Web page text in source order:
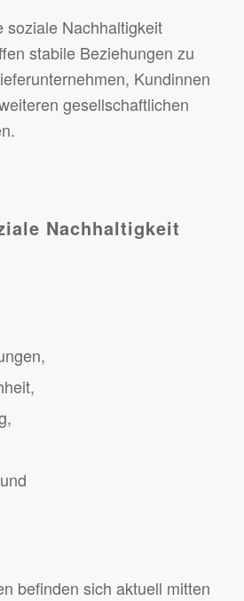
soziale Nachhaltigkeit
stabile Beziehungen zu
Kundinnen
gesellschaftlichen
Nachhaltigkeit
befinden sich aktuell mitten